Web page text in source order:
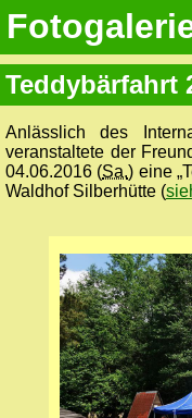
Teddybärfahrt
Anlässlich des
veranstaltete der
04.06.2016 (Sa.) eine
Waldhof Silberhütte (